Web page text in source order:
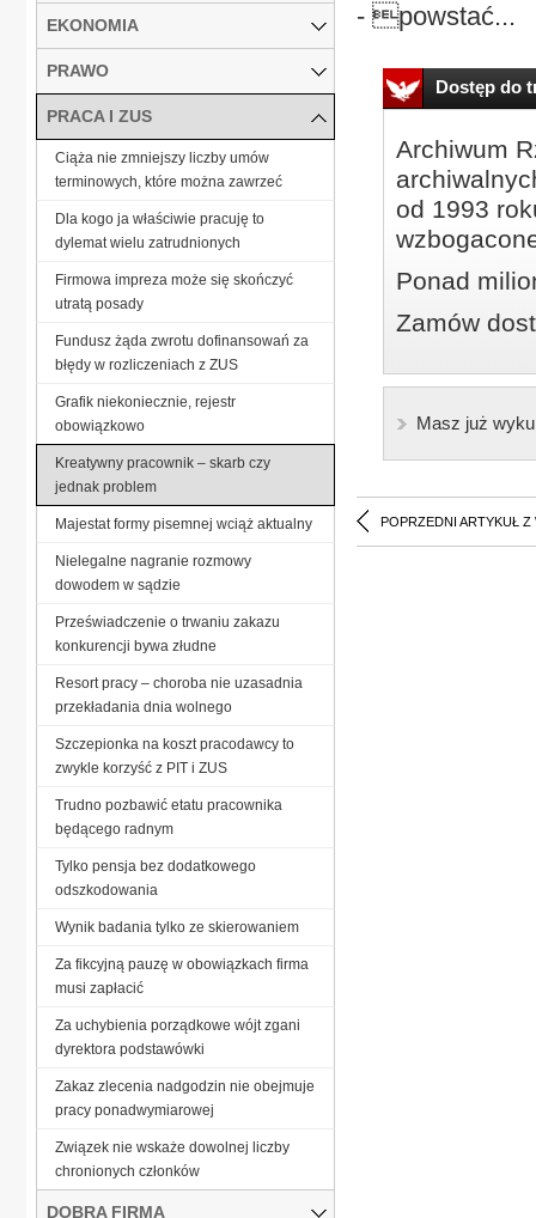
- powstać...
Dostęp do
Archiwum
od 1993
Ponad
Zamów
Masz już
POPRZEDNI ARTYKUŁ Z
EKONOMIA
PRAWO
PRACA I ZUS
Ciąża nie zmniejszy liczby umów
terminowych, które można zawrzeć
Dla kogo ja właściwie pracuję to
dylemat wielu zatrudnionych
Firmowa impreza może się skończyć
utratą posady
Fundusz żąda zwrotu dofinansowań za
błędy w rozliczeniach z ZUS
Grafik niekoniecznie, rejestr
obowiązkowo
Kreatywny pracownik – skarb czy
jednak problem
Majestat formy pisemnej wciąż aktualny
Nielegalne nagranie rozmowy
dowodem w sądzie
Przeświadczenie o trwaniu zakazu
konkurencji bywa złudne
Resort pracy – choroba nie uzasadnia
przekładania dnia wolnego
Szczepionka na koszt pracodawcy to
zwykle korzyść z PIT i ZUS
Trudno pozbawić etatu pracownika
będącego radnym
Tylko pensja bez dodatkowego
odszkodowania
Wynik badania tylko ze skierowaniem
Za fikcyjną pauzę w obowiązkach firma
musi zapłacić
Za uchybienia porządkowe wójt zgani
dyrektora podstawówki
Zakaz zlecenia nadgodzin nie obejmuje
pracy ponadwymiarowej
Związek nie wskaże dowolnej liczby
chronionych członków
DOBRA FIRMA